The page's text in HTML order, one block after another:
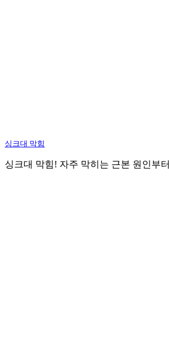
싱크대 막힘
싱크대 막힘! 자주 막히는 근본 원인부